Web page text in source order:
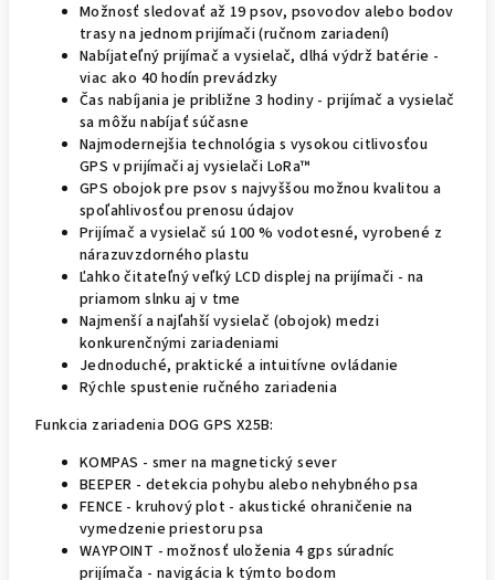
Možnosť sledovať až 19 psov, psovodov alebo bodov
trasy na jednom prijímači (ručnom zariadení)
Nabíjateľný prijímač a vysielač, dlhá výdrž batérie -
viac ako 40 hodín prevádzky
Čas nabíjania je približne 3 hodiny - prijímač a vysielač
sa môžu nabíjať súčasne
Najmodernejšia technológia s vysokou citlivosťou
GPS v prijímači aj vysielači LoRa™
GPS obojok pre psov s najvyššou možnou kvalitou a
spoľahlivosťou prenosu údajov
Prijímač a vysielač sú 100 % vodotesné, vyrobené z
nárazuvzdorného plastu
Ľahko čitateľný veľký LCD displej na prijímači - na
priamom slnku aj v tme
Najmenší a najľahší vysielač (obojok) medzi
konkurenčnými zariadeniami
Jednoduché, praktické a intuitívne ovládanie
Rýchle spustenie ručného zariadenia
Funkcia zariadenia DOG GPS X25B:
KOMPAS - smer na magnetický sever
BEEPER - detekcia pohybu alebo nehybného psa
FENCE - kruhový plot - akustické ohraničenie na
vymedzenie priestoru psa
WAYPOINT - možnosť uloženia 4 gps súradníc
prijímača - navigácia k týmto bodom